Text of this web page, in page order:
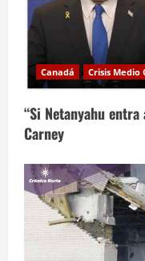
Canadá Crisis Medio
“Si Netanyahu
Carney